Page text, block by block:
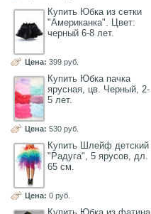
Купить Юбка из сетки
"Американка". Цвет:
черный 6-8 лет.
Цена: 399 руб.
Купить Юбка пачка
ярусная, цв. Черный, 2-
5 лет.
Цена: 530 руб.
Купить Шлейф детский
"Радуга", 5 ярусов, дл.
65 см.
Цена: 0 руб.